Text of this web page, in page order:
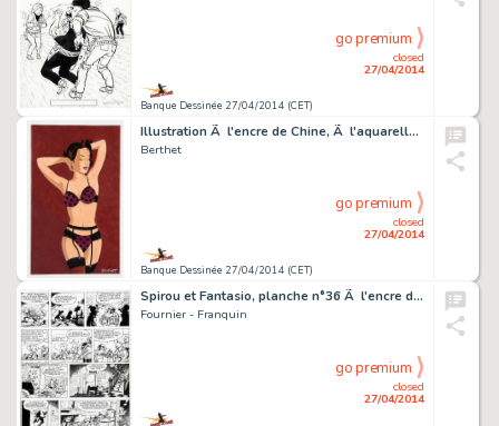
Banque Dessinée 27/04/2014 (CET)
closed
27/04/2014
go premium
Illustration Ã l'encre de Chine, Ã l'aquarelle e…
Berthet
Banque Dessinée 27/04/2014 (CET)
closed
27/04/2014
go premium
Spirou et Fantasio, planche n°36 Ã l'encre de Ch…
Fournier - Franquin
closed
27/04/2014
go premium